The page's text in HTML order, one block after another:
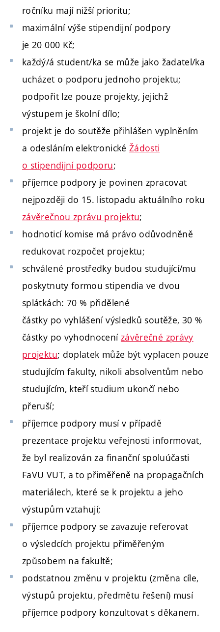
ročníku mají nižší prioritu;
maximální výše stipendijní podpory
je 20 000 Kč;
každý/á student/ka se může jako žadatel/ka
ucházet o podporu jednoho projektu;
podpořit lze pouze projekty, jejichž
výstupem je školní dílo;
projekt je do soutěže přihlášen vyplněním
a odesláním elektronické Žádosti
o stipendijní podporu;
příjemce podpory je povinen zpracovat
nejpozději do 15. listopadu aktuálního roku
závěrečnou zprávu projektu;
hodnoticí komise má právo odůvodněně
redukovat rozpočet projektu;
schválené prostředky budou studující/mu
poskytnuty formou stipendia ve dvou
splátkách: 70 % přidělené
částky po vyhlášení výsledků soutěže, 30 %
částky po vyhodnocení závěrečné zprávy
projektu; doplatek může být vyplacen pouze
studujícím fakulty, nikoli absolventům nebo
studujícím, kteří studium ukončí nebo
přeruší;
příjemce podpory musí v případě
prezentace projektu veřejnosti informovat,
že byl realizován za finanční spoluúčasti
FaVU VUT, a to přiměřeně na propagačních
materiálech, které se k projektu a jeho
výstupům vztahují;
příjemce podpory se zavazuje referovat
o výsledcích projektu přiměřeným
způsobem na fakultě;
podstatnou změnu v projektu (změna cíle,
výstupů projektu, předmětu řešení) musí
příjemce podpory konzultovat s děkanem.